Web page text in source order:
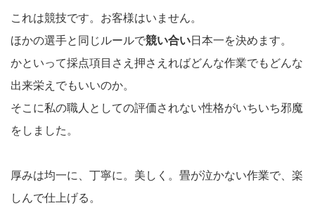
これは競技です。お客様はいません。
ほかの選手と同じルールで競い合い日本一を決めます。
かといって採点項目さえ押さえればどんな作業でもどんな
出来栄えでもいいのか。
そこに私の職人としての評価されない性格がいちいち邪魔
をしました。
厚みは均一に、丁寧に。美しく。畳が泣かない作業で、楽
しんで仕上げる。